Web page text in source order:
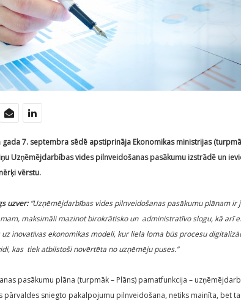
gada 7. septembra sēdē apstiprināja Ekonomikas ministrijas
Uzņēmējdarbības vides pilnveidošanas pasākumu izstrādē un
vērstu.
uzver:“Uzņēmējdarbības vides pilnveidošanas pasākumu plānam ir
maksimāli mazinot birokrātisko un administratīvo slogu, kā arī
inovatīvas ekonomikas modeli, kur liela loma būs procesu
kas tiek atbilstoši novērtēta no uzņēmēju puses.”
pasākumu plāna (turpmāk – Plāns) pamatfunkcija –
pārvaldes sniegto pakalpojumu pilnveidošana, netiks mainīta, bet